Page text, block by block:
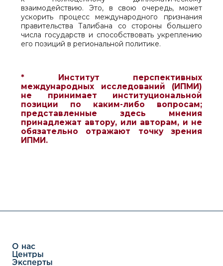
взаимодействию. Это, в свою очередь, может
ускорить процесс международного признания
правительства Талибана со стороны большего
числа государств и способствовать укреплению
его позиций в региональной политике.
* Институт перспективных
международных исследований (ИПМИ)
не принимает институциональной
позиции по каким-либо вопросам;
представленные здесь мнения
принадлежат автору, или авторам, и не
обязательно отражают точку зрения
ИПМИ.
О нас
Центры
Эксперты